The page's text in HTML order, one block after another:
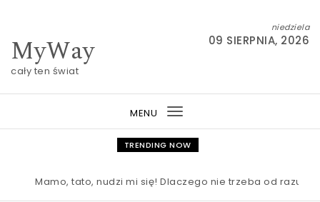
MyWay
cały ten świat
niedziela
09 SIERPNIA, 2026
MENU
Toggle
navigation
TRENDING NOW
Mamo, tato, nudzi mi się! Dlaczego nie trzeba od razu